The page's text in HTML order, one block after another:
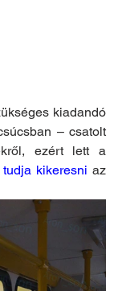
kiadandó
– csatolt
ezért lett a
tudja kikeresni az